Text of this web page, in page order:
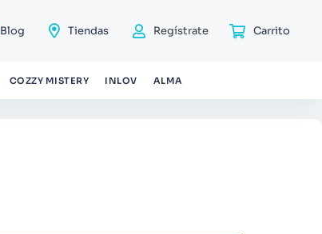
Blog Tiendas Regístrate
COZZY MISTERY INLOV ALMA